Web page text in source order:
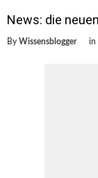
News: die
By Wissensblogger in